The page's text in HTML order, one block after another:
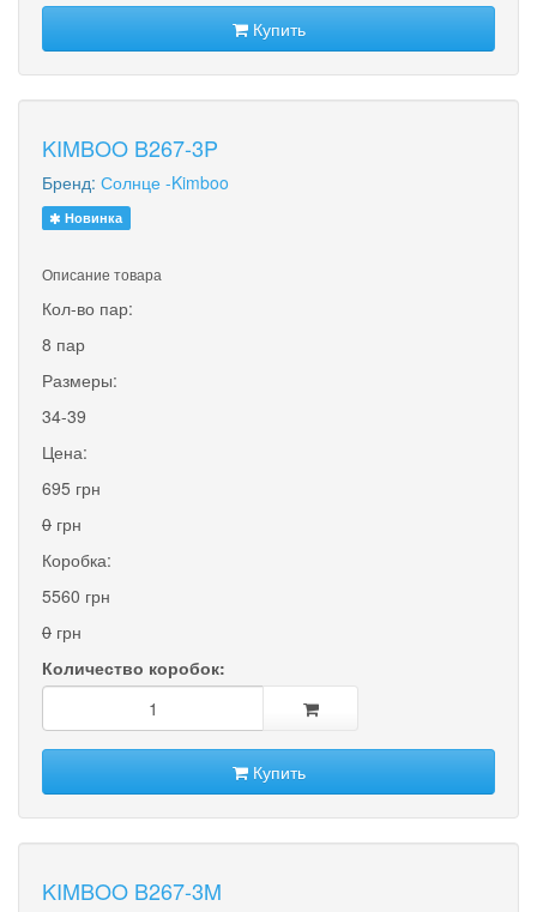
Купить
KIMBOO B267-3P
Бренд: Солнце -Kimboo
Новинка
Описание товара
Кол-во пар:
8 пар
Размеры:
34-39
Цена:
695 грн
0 грн
Коробка:
5560 грн
0 грн
Количество коробок:
Купить
KIMBOO B267-3M